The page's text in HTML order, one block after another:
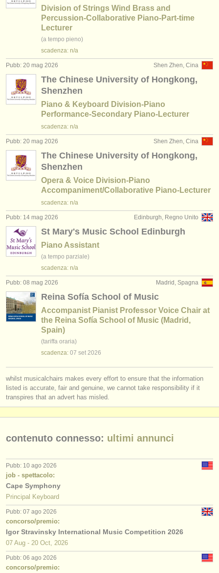
Division of Strings Wind Brass and
Percussion-Collaborative Piano-Part-time
Lecturer
(a tempo pieno)
scadenza: n/a
Shen Zhen, Cina
Pubb: 20 mag 2026
The Chinese University of Hongkong,
Shenzhen
Piano & Keyboard Division-Piano
Performance-Secondary Piano-Lecturer
scadenza: n/a
Shen Zhen, Cina
Pubb: 20 mag 2026
The Chinese University of Hongkong,
Shenzhen
Opera & Voice Division-Piano
Accompaniment/Collaborative Piano-Lecturer
scadenza: n/a
Edinburgh, Regno Unito
Pubb: 14 mag 2026
St Mary's Music School Edinburgh
Piano Assistant
(a tempo parziale)
scadenza: n/a
Madrid, Spagna
Pubb: 08 mag 2026
Reina Sofía School of Music
Accompanist Pianist Professor Voice Chair at
the Reina Sofía School of Music (Madrid,
Spain)
(tariffa oraria)
scadenza: 07 set 2026
whilst musicalchairs makes every effort to ensure that the information
listed is accurate, fair and genuine, we cannot take responsibility if it
transpires that an advert has misled.
contenuto connesso: ultimi annunci
Pubb: 10 ago 2026
job - spettacolo:
Cape Symphony
Principal Keyboard
Pubb: 07 ago 2026
concorso/premio:
Igor Stravinsky International Music Competition 2026
07 Aug - 20 Oct, 2026
Pubb: 06 ago 2026
concorso/premio: